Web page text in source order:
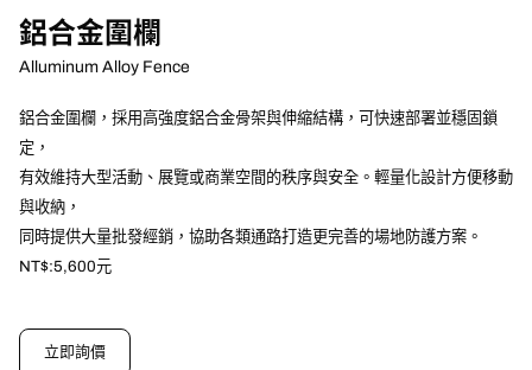
鋁合金圍欄
Alluminum Alloy Fence
鋁合金圍欄，採用高強度鋁合金骨架與伸縮結構，可快速部署並穩固鎖
定，
有效維持大型活動、展覽或商業空間的秩序與安全。輕量化設計方便移動
與收納，
同時提供大量批發經銷，協助各類通路打造更完善的場地防護方案。
NT$:5,600元
立即詢價